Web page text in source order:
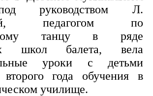
руководством Л.
педагогом по
танцу в ряде
школ балета, вела
уроки с детьми
года обучения в
училище.